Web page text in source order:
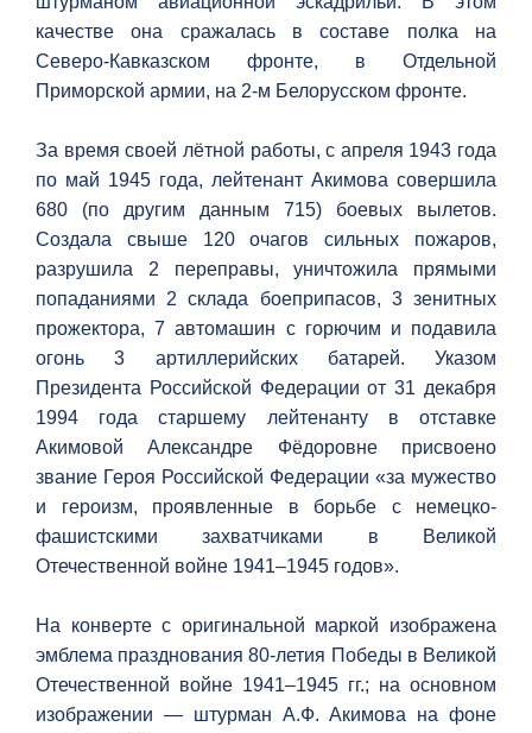
качестве она сражалась в составе полка на
Северо-Кавказском фронте, в Отдельной
Приморской армии, на 2-м Белорусском фронте.
За время своей лётной работы, с апреля 1943 года
по май 1945 года, лейтенант Акимова совершила
680 (по другим данным 715) боевых вылетов.
Создала свыше 120 очагов сильных пожаров,
разрушила 2 переправы, уничтожила прямыми
попаданиями 2 склада боеприпасов, 3 зенитных
прожектора, 7 автомашин с горючим и подавила
огонь 3 артиллерийских батарей. Указом
Президента Российской Федерации от 31 декабря
1994 года старшему лейтенанту в отставке
Акимовой Александре Фёдоровне присвоено
звание Героя Российской Федерации «за мужество
и героизм, проявленные в борьбе с немецко-
фашистскими захватчиками в Великой
Отечественной войне 1941–1945 годов».
На конверте с оригинальной маркой изображена
эмблема празднования 80-летия Победы в Великой
Отечественной войне 1941–1945 гг.; на основном
изображении — штурман А.Ф. Акимова на фоне